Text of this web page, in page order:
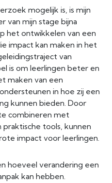
mogelijk is, is mijn
van mijn stage bijna
het ontwikkelen van een
impact kan maken in het
van
is om leerlingen beter en
maken van een
in hoe zij een
kunnen bieden. Door
combineren met
tools, kunnen
impact voor leerlingen.
hoeveel verandering een
kan hebben.